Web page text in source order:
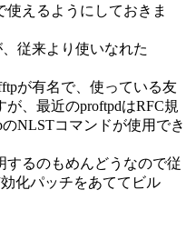
えるようにしておきま
従来より使いなれた
が有名で、使っている友
、最近のproftpdはRFC規
NLSTコマンドが使用でき
するのもめんどうなので従
化パッチをあててビル